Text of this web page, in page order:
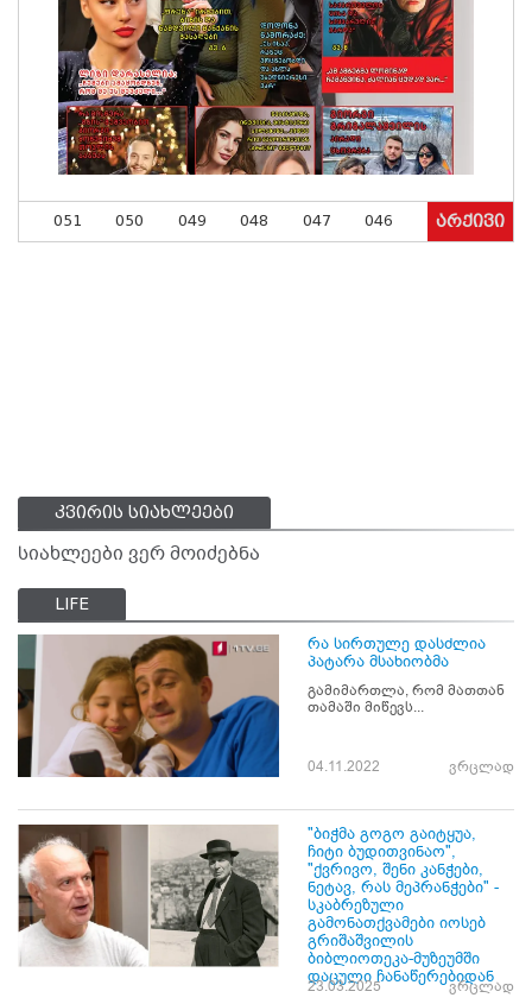
051 050 049 048 047 046 არქივი
კვირის სიახლეები
სიახლეები ვერ მოიძებნა
LIFE
რა სირთულე დასძლია
პატარა მსახიობმა
გამიმართლა, რომ მათთან
თამაში მიწევს...
04.11.2022 ვრცლად
"ბიჭმა გოგო გაიტყუა,
ჩიტი ბუდითვინაო",
"ქვრივო, შენი კანჭები,
ნეტავ, რას მეპრანჭები" -
სკაბრეზული
გამონათქვამები იოსებ
გრიშაშვილის
ბიბლიოთეკა-მუზეუმში
დაცული ჩანაწერებიდან
23.03.2025 ვრცლად